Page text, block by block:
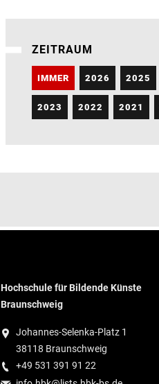
ZEITRAUM
IMMER 2026 2025
2023 2022 2021
Hochschule für Bildende Künste
Braunschweig
Johannes-Selenka-Platz 1
38118 Braunschweig
+49 531 391 91 22